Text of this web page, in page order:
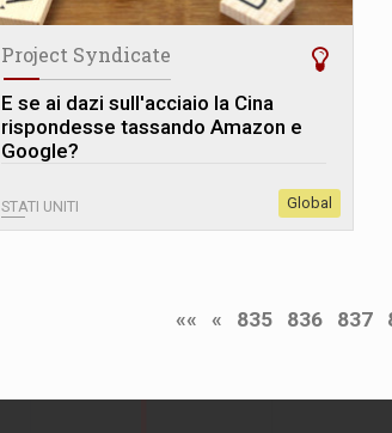
Project Syndicate
E se ai dazi sull'acciaio la Cina
rispondesse tassando Amazon e
Google?
STATI UNITI Global
«« « 835 836 837